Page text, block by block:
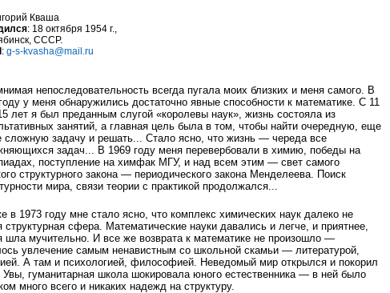
Кваша
: 18 октября 1954 г.,
СССР.
: g-s-kvasha@mail.ru
непоследовательность всегда пугала моих близких и меня самого. В
у меня обнаружились достаточно явные способности к математике. С 11
лет я был преданным слугой «королевы наук», жизнь состояла из
занятий, а главная цель была в том, чтобы найти очередную, еще
сложную задачу и решать... Стало ясно, что жизнь — череда все
задач... В 1969 году меня перевербовали в химию, победы на
поступление на химфак МГУ, и над всем этим — свет самого
структурного закона — периодического закона Менделеева. Поиск
мира, связи теории с практикой продолжался...
в 1973 году мне стало ясно, что комплекс химических наук далеко не
структурная сфера. Математические науки давались и легче, и приятнее,
шла мучительно. И все же возврата к математике не произошло —
увлечение самым ненавистным со школьной скамьи — литературой,
А там и психологией, философией. Неведомый мир открылся и покорил
гуманитарная школа шокировала юного естественника — в ней было
много всего и никаких надежд на структуру.